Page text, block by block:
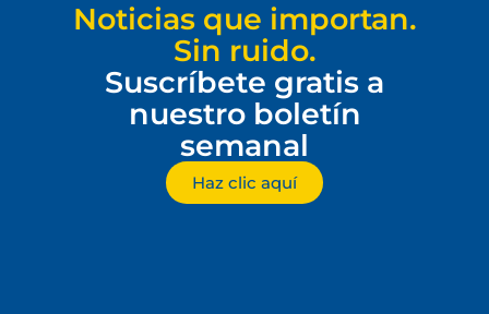
Noticias que importan.
Sin ruido.
Suscríbete gratis a
nuestro boletín
semanal
Haz clic aquí